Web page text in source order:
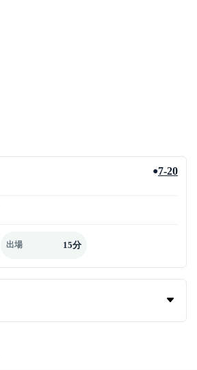
●7-20
出場 15分